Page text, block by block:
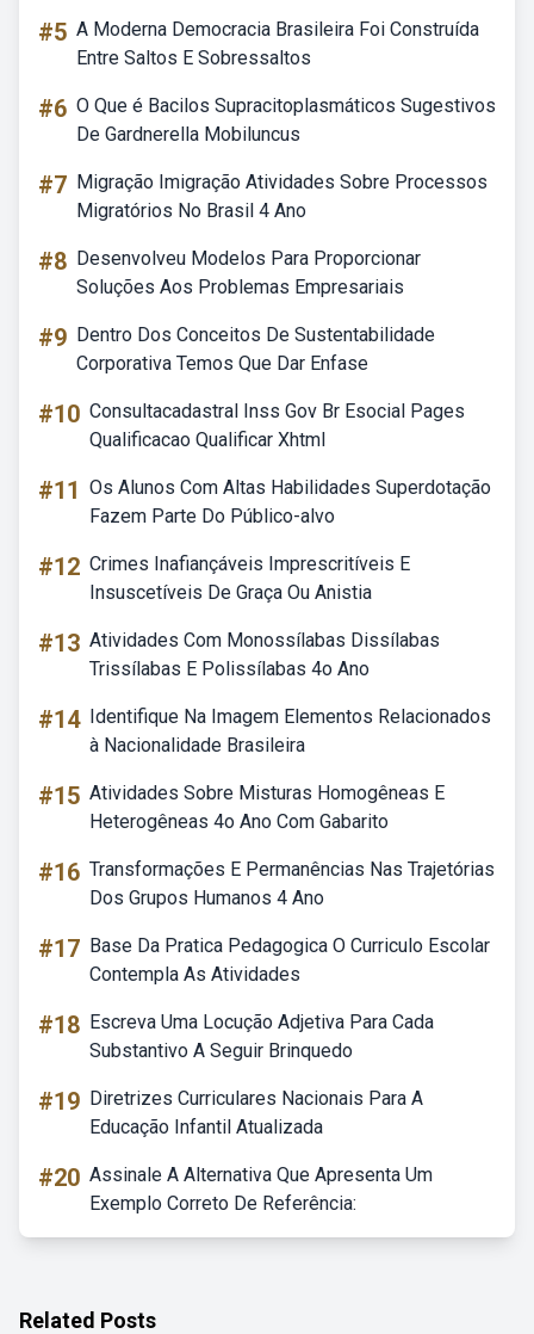
#5 A Moderna Democracia Brasileira Foi Construída
Entre Saltos E Sobressaltos
#6 O Que é Bacilos Supracitoplasmáticos Sugestivos
De Gardnerella Mobiluncus
#7 Migração Imigração Atividades Sobre Processos
Migratórios No Brasil 4 Ano
#8 Desenvolveu Modelos Para Proporcionar
Soluções Aos Problemas Empresariais
#9 Dentro Dos Conceitos De Sustentabilidade
Corporativa Temos Que Dar Enfase
#10 Consultacadastral Inss Gov Br Esocial Pages
Qualificacao Qualificar Xhtml
#11 Os Alunos Com Altas Habilidades Superdotação
Fazem Parte Do Público-alvo
#12 Crimes Inafiançáveis Imprescritíveis E
Insuscetíveis De Graça Ou Anistia
#13 Atividades Com Monossílabas Dissílabas
Trissílabas E Polissílabas 4o Ano
#14 Identifique Na Imagem Elementos Relacionados
à Nacionalidade Brasileira
#15 Atividades Sobre Misturas Homogêneas E
Heterogêneas 4o Ano Com Gabarito
#16 Transformações E Permanências Nas Trajetórias
Dos Grupos Humanos 4 Ano
#17 Base Da Pratica Pedagogica O Curriculo Escolar
Contempla As Atividades
#18 Escreva Uma Locução Adjetiva Para Cada
Substantivo A Seguir Brinquedo
#19 Diretrizes Curriculares Nacionais Para A
Educação Infantil Atualizada
#20 Assinale A Alternativa Que Apresenta Um
Exemplo Correto De Referência:
Related Posts